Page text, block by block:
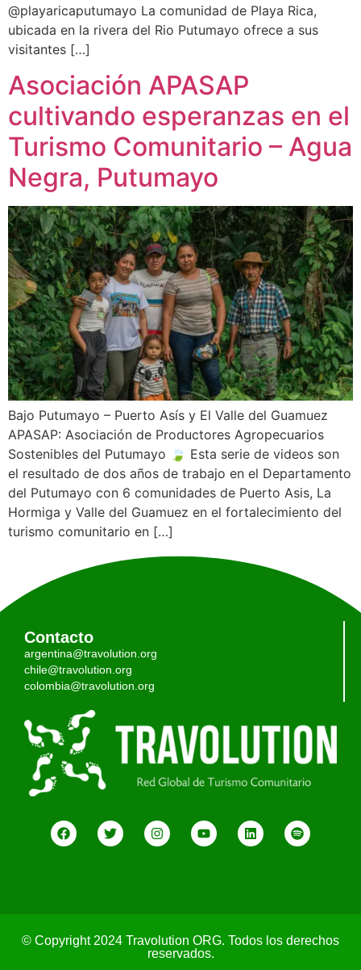
@playaricaputumayo La comunidad de Playa Rica,
ubicada en la rivera del Rio Putumayo ofrece a sus
visitantes […]
Asociación APASAP
cultivando esperanzas en el
Turismo Comunitario – Agua
Negra, Putumayo
Bajo Putumayo – Puerto Asís y El Valle del Guamuez
APASAP: Asociación de Productores Agropecuarios
Sostenibles del Putumayo 🍃 Esta serie de videos son
el resultado de dos años de trabajo en el Departamento
del Putumayo con 6 comunidades de Puerto Asis, La
Hormiga y Valle del Guamuez en el fortalecimiento del
turismo comunitario en […]
Contacto
argentina@travolution.org
chile@travolution.org
colombia@travolution.org
© Copyright 2024 Travolution ORG. Todos los derechos
reservados.